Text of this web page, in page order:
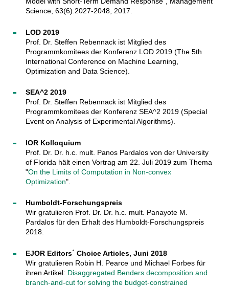
Science, 63(6):2027-2048, 2017.
LOD 2019
Prof. Dr. Steffen Rebennack ist Mitglied des
Programmkomitees der Konferenz LOD 2019 (The 5th
International Conference on Machine Learning,
Optimization and Data Science).
SEA^2 2019
Prof. Dr. Steffen Rebennack ist Mitglied des
Programmkomitees der Konferenz SEA^2 2019 (Special
Event on Analysis of Experimental Algorithms).
IOR Kolloquium
Prof. Dr. Dr. h.c. mult. Panos Pardalos von der University
of Florida hält einen Vortrag am 22. Juli 2019 zum Thema
"On the Limits of Computation in Non-convex
Optimization".
Humboldt-Forschungspreis
Wir gratulieren Prof. Dr. Dr. h.c. mult. Panayote M.
Pardalos für den Erhalt des Humboldt-Forschungspreis
2018.
EJOR Editors´ Choice Articles, Juni 2018
Wir gratulieren Robin H. Pearce und Michael Forbes für
ihren Artikel: Disaggregated Benders decomposition and
branch-and-cut for solving the budget-constrained